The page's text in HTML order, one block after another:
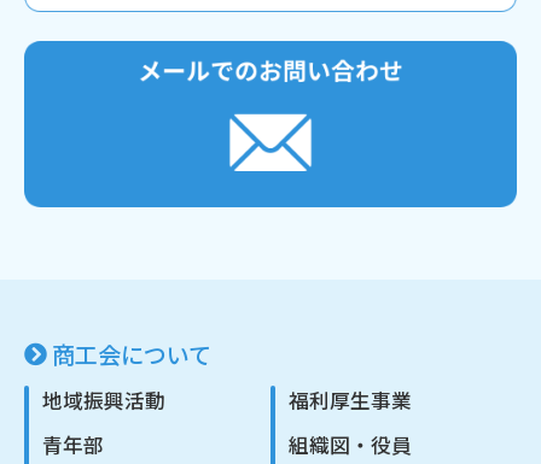
商工会について
地域振興活動
青年部
福利厚生事業
組織図・役員